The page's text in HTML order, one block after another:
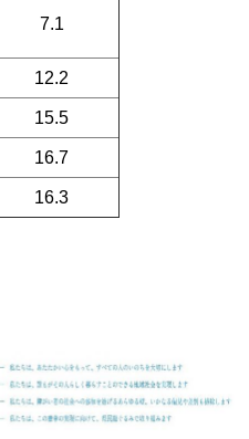
7.1
12.2
15.5
16.7
16.3